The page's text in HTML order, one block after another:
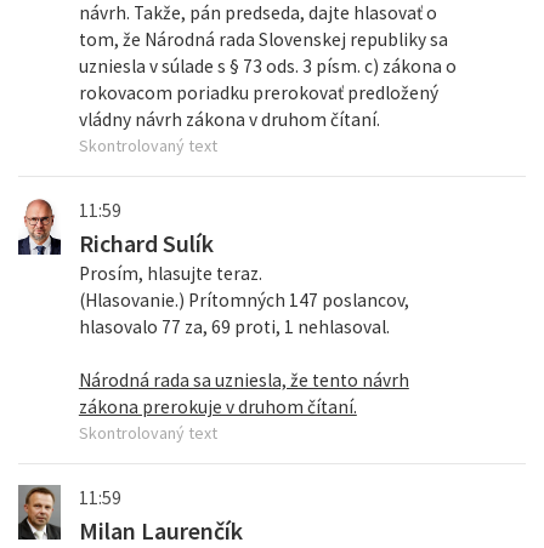
návrh. Takže, pán predseda, dajte hlasovať o
tom, že Národná rada Slovenskej republiky sa
uzniesla v súlade s § 73 ods. 3 písm. c) zákona o
rokovacom poriadku prerokovať predložený
vládny návrh zákona v druhom čítaní.
Skontrolovaný text
11:59
Richard Sulík
Prosím, hlasujte teraz.
(Hlasovanie.) Prítomných 147 poslancov,
hlasovalo 77 za, 69 proti, 1 nehlasoval.
Národná rada sa uzniesla, že tento návrh
zákona prerokuje v druhom čítaní.
Skontrolovaný text
11:59
Milan Laurenčík